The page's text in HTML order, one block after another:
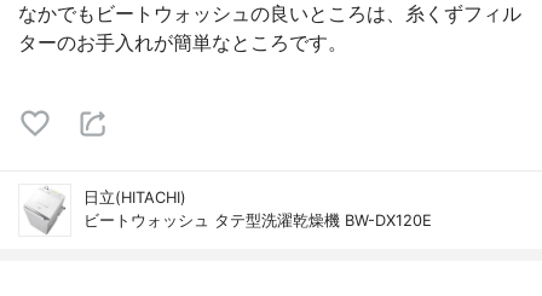
なかでもビートウォッシュの良いところは、糸くずフィル
ターのお手入れが簡単なところです。
日立(HITACHI)
ビートウォッシュ タテ型洗濯乾燥機 BW-DX120E